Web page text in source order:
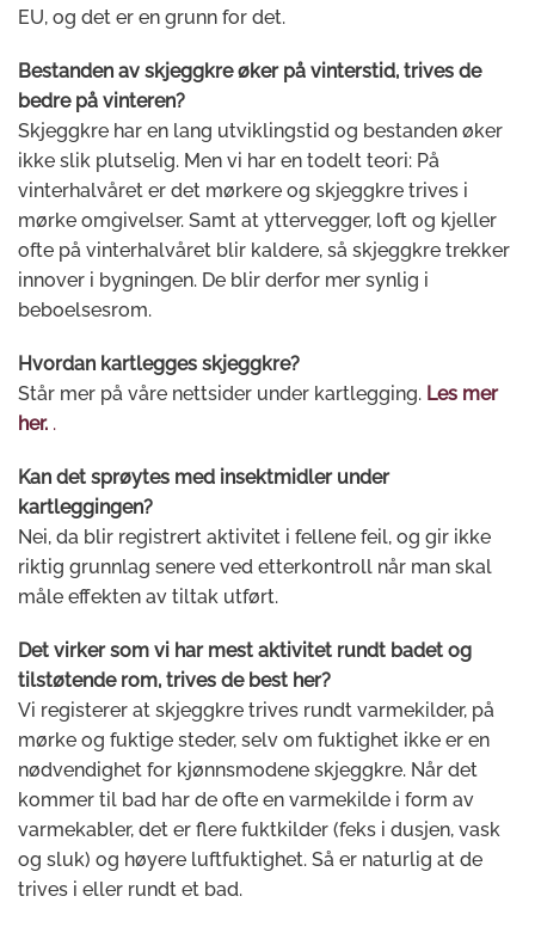
EU, og det er en grunn for det.
Bestanden av skjeggkre øker på vinterstid, trives de
bedre på vinteren?
Skjeggkre har en lang utviklingstid og bestanden øker
ikke slik plutselig. Men vi har en todelt teori: På
vinterhalvåret er det mørkere og skjeggkre trives i
mørke omgivelser. Samt at yttervegger, loft og kjeller
ofte på vinterhalvåret blir kaldere, så skjeggkre trekker
innover i bygningen. De blir derfor mer synlig i
beboelsesrom.
Hvordan kartlegges skjeggkre?
Står mer på våre nettsider under kartlegging. Les mer
her. .
Kan det sprøytes med insektmidler under
kartleggingen?
Nei, da blir registrert aktivitet i fellene feil, og gir ikke
riktig grunnlag senere ved etterkontroll når man skal
måle effekten av tiltak utført.
Det virker som vi har mest aktivitet rundt badet og
tilstøtende rom, trives de best her?
Vi registerer at skjeggkre trives rundt varmekilder, på
mørke og fuktige steder, selv om fuktighet ikke er en
nødvendighet for kjønnsmodene skjeggkre. Når det
kommer til bad har de ofte en varmekilde i form av
varmekabler, det er flere fuktkilder (feks i dusjen, vask
og sluk) og høyere luftfuktighet. Så er naturlig at de
trives i eller rundt et bad.